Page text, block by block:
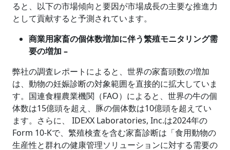
ると、以下の市場傾向と要因が市場成長の主要な推進力
として貢献すると予測されています。
商業用家畜の個体数増加に伴う繁殖モニタリング需
要の増加 –
弊社の調査レポートによると、世界の家畜頭数の増加
は、動物の妊娠診断の対象範囲を直接的に拡大していま
す。国連食糧農業機関（FAO）によると、世界の牛の個
体数は15億頭を超え、豚の個体数は10億頭を超えてい
ます。さらに、 IDEXX Laboratories, Inc.は2024年の
Form 10-Kで、繁殖検査を含む家畜診断は「食用動物の
生産性と群れの健康管理ソリューションに対する需要の